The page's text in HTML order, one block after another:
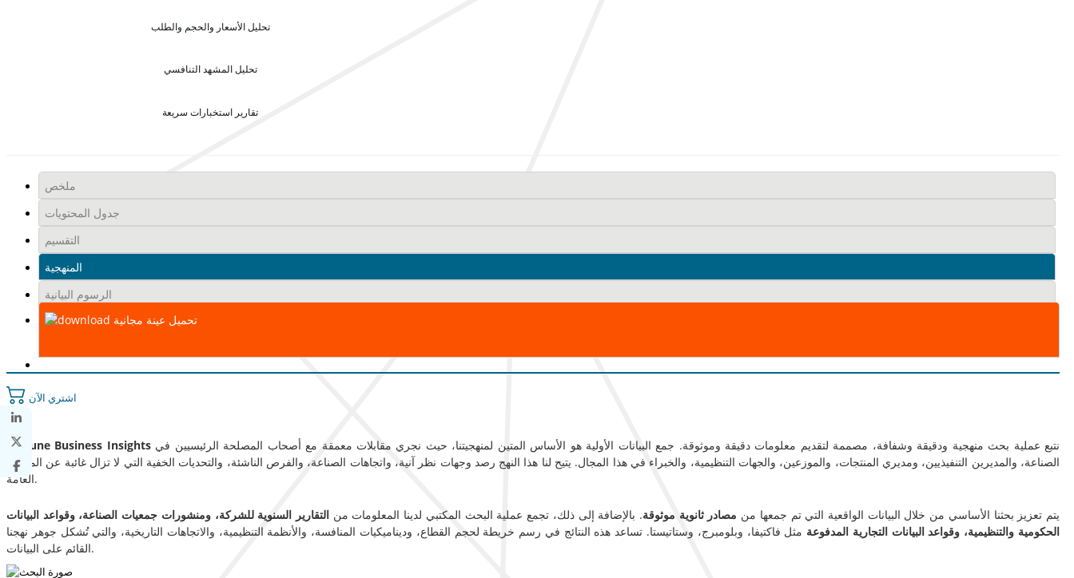
تحليل الأسعار والحجم والطلب
تحليل المشهد التنافسي
تقارير استخبارات سريعة
ملخص
جدول المحتويات
التقسيم
المنهجية
الرسوم البيانية
تحميل عينة مجانية
اشتري الآن
Fortune Business Insights نتبع عملية بحث منهجية ودقيقة وشفافة، مصممة لتقديم معلومات دقيقة وموثوقة. جمع البيانات الأولية هو الأساس المتين لمنهجيتنا، حيث نجري مقابلات معمقة مع أصحاب المصلحة الرئيسيين في
الصناعة، والمديرين التنفيذيين، ومديري المنتجات، والموزعين، والجهات التنظيمية، والخبراء في هذا المجال. يتيح لنا هذا النهج رصد وجهات نظر آنية، واتجاهات الصناعة، والفرص الناشئة، والتحديات الخفية التي لا تزال غائبة عن المصادر
العامة.
يتم تعزيز بحثنا الأساسي من خلال البيانات الواقعية التي تم جمعها من مصادر ثانوية موثوقة. بالإضافة إلى ذلك، تجمع عملية البحث المكتبي لدينا المعلومات من التقارير السنوية للشركة، ومنشورات جمعيات الصناعة، وقواعد البيانات
الحكومية والتنظيمية، وقواعد البيانات التجارية المدفوعة مثل فاكتيفا، وبلومبرج، وستاتيستا. تساعد هذه النتائج في رسم خريطة لحجم القطاع، وديناميكيات المنافسة، والأنظمة التنظيمية، والاتجاهات التاريخية، والتي تُشكل جوهر نهجنا
القائم على البيانات.